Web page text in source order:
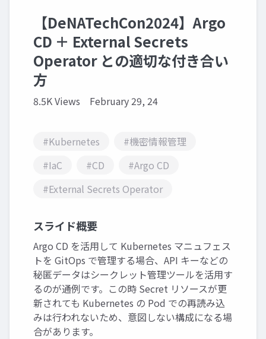
【DeNATechCon2024】Argo
CD ＋ External Secrets
Operator との適切な付き合い
方
8.5K Views February 29, 24
#Kubernetes
#機密情報管理
#IaC
#CD
#Argo CD
#External Secrets Operator
スライド概要
Argo CD を活用して Kubernetes マニュフェス
トを GitOps で管理する場合、API キーなどの
秘匿データはシークレット管理ツールを活用す
るのが通例です。この時 Secret リソースが更
新されても Kubernetes の Pod での再読み込
みは行われないため、意図しない構成になる場
合があります。